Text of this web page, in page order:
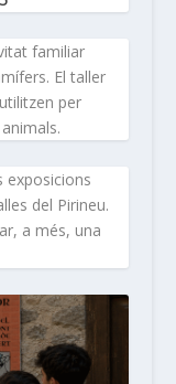
familiar
El taller
per
exposicions
del Pirineu.
a més, una